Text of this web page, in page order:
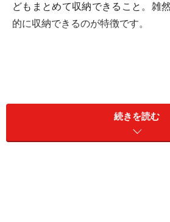
どもまとめて収納できること。雑
的に収納できるのが特徴です。
続きを読む